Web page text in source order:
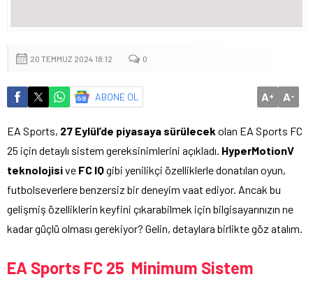
20 TEMMUZ 2024 18:12 0
ABONE OL A+ A-
EA Sports, 27 Eylül’de piyasaya sürülecek olan EA Sports FC
25 için detaylı sistem gereksinimlerini açıkladı. HyperMotionV
teknolojisive FC IQgibi yenilikçi özelliklerle donatılan oyun,
futbolseverlere benzersiz bir deneyim vaat ediyor. Ancak bu
gelişmiş özelliklerin keyfini çıkarabilmek için bilgisayarınızın ne
kadar güçlü olması gerekiyor? Gelin, detaylara birlikte göz atalım.
EA Sports FC 25 Minimum Sistem